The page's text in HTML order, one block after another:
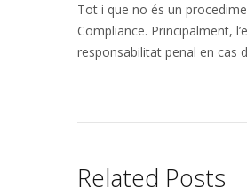
Tot i que no és un
Compliance. Principalment,
responsabilitat penal en cas
Related Posts